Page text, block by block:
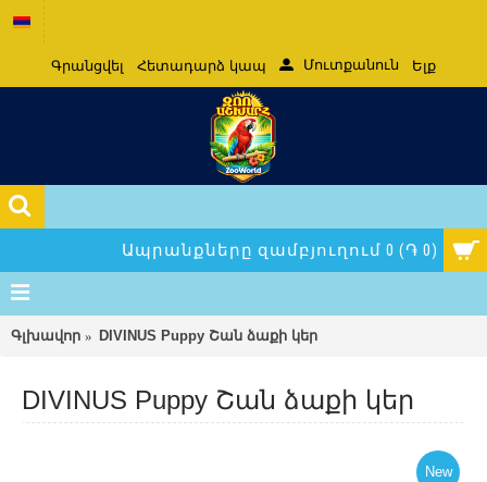
Գրանցվել Հետադարձ կապ Մուտքանուն Ելք
Ապրանքները զամբյուղում 0 (֏ 0)
Գլխավոր DIVINUS Puppy Շան ձաքի կեր
DIVINUS Puppy Շան ձաքի կեր
New